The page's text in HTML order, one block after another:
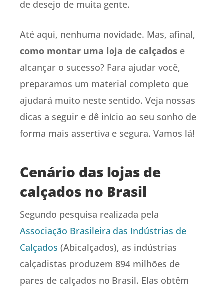
de desejo de muita gente.
Até aqui, nenhuma novidade. Mas, afinal,
como montar uma loja de calçados e
alcançar o sucesso? Para ajudar você,
preparamos um material completo que
ajudará muito neste sentido. Veja nossas
dicas a seguir e dê início ao seu sonho de
forma mais assertiva e segura. Vamos lá!
Cenário das lojas de
calçados no Brasil
Segundo pesquisa realizada pela
Associação Brasileira das Indústrias de
Calçados (Abicalçados), as indústrias
calçadistas produzem 894 milhões de
pares de calçados no Brasil. Elas obtêm